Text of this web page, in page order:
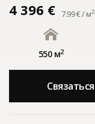
4 396 € 7.99 € / м2
550 м2
Связаться